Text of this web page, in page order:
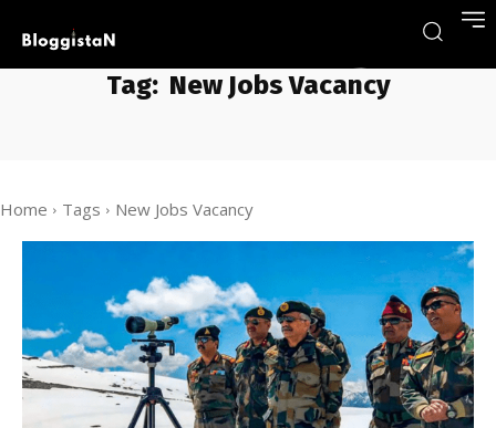
Tag: New Jobs Vacancy
Home Tags New Jobs Vacancy